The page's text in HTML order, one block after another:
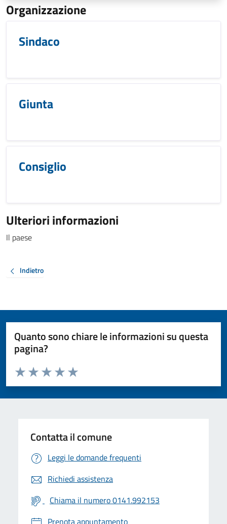
Organizzazione
Sindaco
Giunta
Consiglio
Ulteriori informazioni
Il paese
Indietro
Quanto sono chiare le informazioni su questa
pagina?
Valuta da 1 a 5 stelle la pagina
Valuta 5 stelle su 5
Valuta 4 stelle su 5
Valuta 3 stelle su 5
Valuta 2 stelle su 5
Valuta 1 stelle su 5
Contatta il comune
Leggi le domande frequenti
Richiedi assistenza
Chiama il numero 0141.992153
Prenota appuntamento